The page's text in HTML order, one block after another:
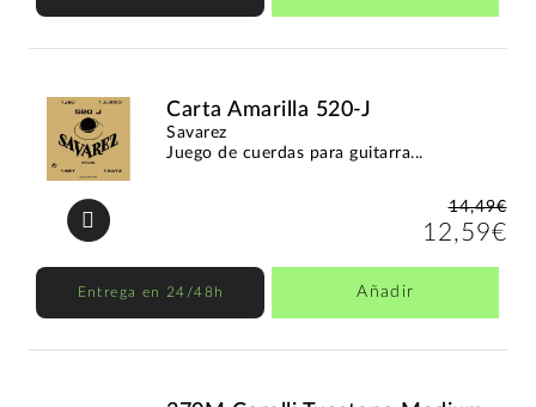
Carta Amarilla 520-J
Savarez
Juego de cuerdas para guitarra...
14,49€
12,59€
Entrega en 24/48h Añadir